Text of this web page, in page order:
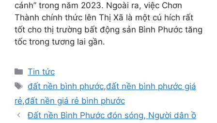
cánh” trong năm 2023. Ngoài ra, việc Chơn
Thành chính thức lên Thị Xã là một cú hích rất
tốt cho thị trường bất động sản Bình Phước tăng
tốc trong tương lai gần.
Danh
mục
Tin tức
Thẻ
đất nền bình phước,đất nền bình phước giá
rẻ,đất nền giá rẻ bình phước
Đất nền Bình Phước đón sóng, Người dân ồ